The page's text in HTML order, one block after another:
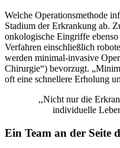
Welche Operationsmethode
Stadium der Erkrankung ab.
onkologische Eingriffe
Verfahren einschließlich
werden minimal-invasive
Chirurgie“) bevorzugt.
oft eine schnellere Erholung
,,Nicht nur die
individuelle
Ein Team an der Seite